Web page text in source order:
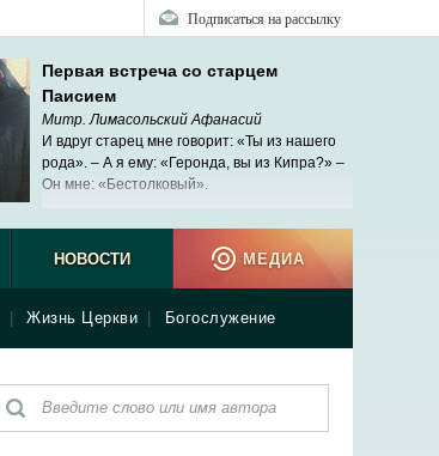
Подписаться на рассылку
Первая встреча со старцем
Паисием
Митр. Лимасольский Афанасий
И вдруг старец мне говорит: «Ты из нашего
рода». – А я ему: «Геронда, вы из Кипра?» –
Он мне: «Бестолковый».
Жизнь Церкви Богослужение
НОВОСТИ МЕДИА